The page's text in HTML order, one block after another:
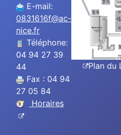
E-mail:
0831616f@ac-
nice.fr
Téléphone:
04 94 27 39
44
Fax : 04 94
27 05 84
Horaires
Plan du